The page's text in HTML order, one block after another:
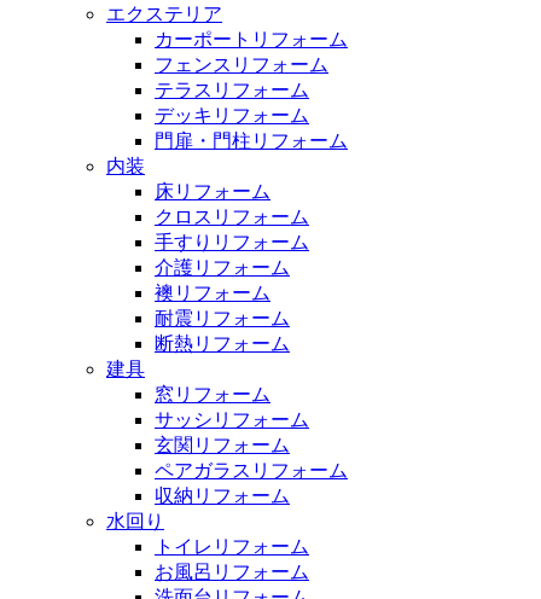
エクステリア
カーポートリフォーム
フェンスリフォーム
テラスリフォーム
デッキリフォーム
門扉・門柱リフォーム
内装
床リフォーム
クロスリフォーム
手すりリフォーム
介護リフォーム
襖リフォーム
耐震リフォーム
断熱リフォーム
建具
窓リフォーム
サッシリフォーム
玄関リフォーム
ペアガラスリフォーム
収納リフォーム
水回り
トイレリフォーム
お風呂リフォーム